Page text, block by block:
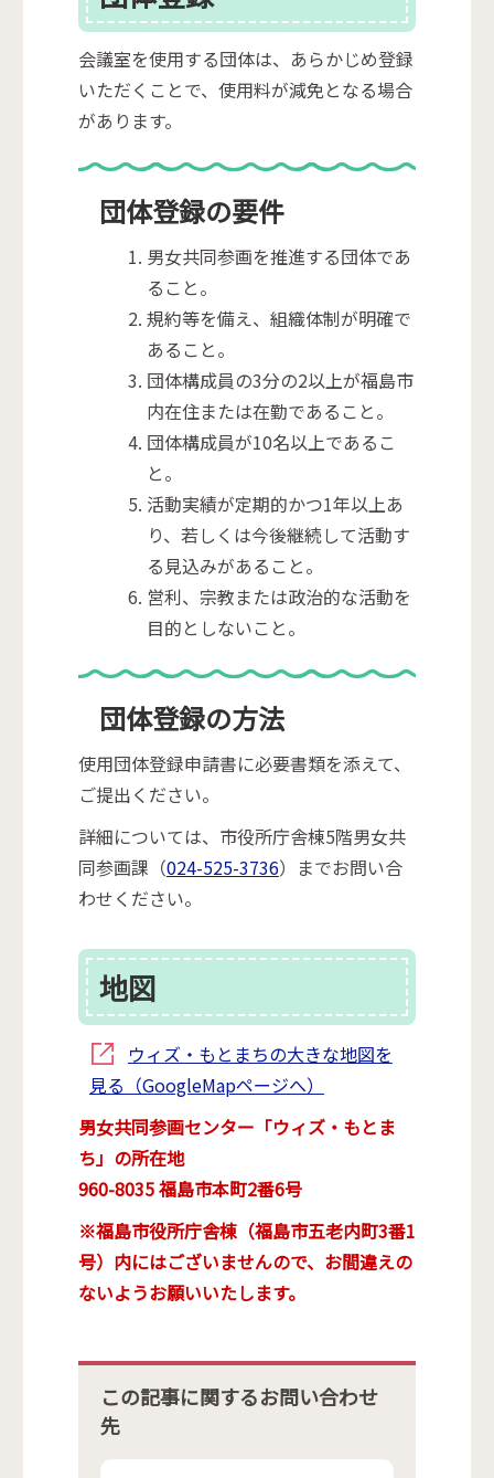
会議室を使用する団体は、あらかじめ登録
いただくことで、使用料が減免となる場合
があります。
団体登録の要件
男女共同参画を推進する団体であ
ること。
規約等を備え、組織体制が明確で
あること。
団体構成員の3分の2以上が福島市
内在住または在勤であること。
団体構成員が10名以上であるこ
と。
活動実績が定期的かつ1年以上あ
り、若しくは今後継続して活動す
る見込みがあること。
営利、宗教または政治的な活動を
目的としないこと。
団体登録の方法
使用団体登録申請書に必要書類を添えて、
ご提出ください。
詳細については、市役所庁舎棟5階男女共
同参画課（024-525-3736）までお問い合
わせください。
地図
ウィズ・もとまちの大きな地図を
見る（GoogleMapページへ）
男女共同参画センター「ウィズ・もとま
ち」の所在地
960-8035 福島市本町2番6号
※福島市役所庁舎棟（福島市五老内町3番1
号）内にはございませんので、お間違えの
ないようお願いいたします。
この記事に関するお問い合わせ
先